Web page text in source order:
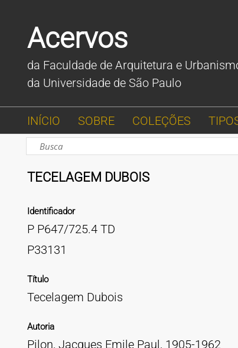
Acervos
da Faculdade de Arquitetura e
da Universidade de São Paulo
INÍCIO SOBRE COLEÇÕES
TECELAGEM DUBOIS
Identificador
P P647/725.4 TD
P33131
Título
Tecelagem Dubois
Autoria
Pilon, Jacques Emile Paul, 1905-1962